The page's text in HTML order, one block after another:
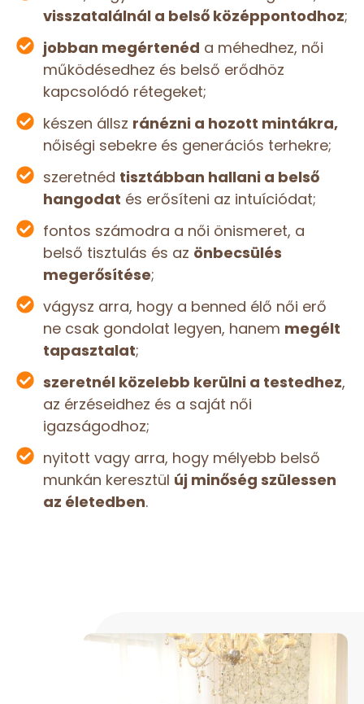
visszatalálnál a belső középpontodhoz;
jobban megértenéd a méhedhez, női
működésedhez és belső erődhöz
kapcsolódó rétegeket;
készen állsz ránézni a hozott mintákra,
nőiségi sebekre és generációs terhekre;
szeretnéd tisztábban hallani a belső
hangodat és erősíteni az intuíciódat;
fontos számodra a női önismeret, a
belső tisztulás és az önbecsülés
megerősítése;
vágysz arra, hogy a benned élő női erő
ne csak gondolat legyen, hanem megélt
tapasztalat;
szeretnél közelebb kerülni a testedhez,
az érzéseidhez és a saját női
igazságodhoz;
nyitott vagy arra, hogy mélyebb belső
munkán keresztül új minőség szülessen
az életedben.